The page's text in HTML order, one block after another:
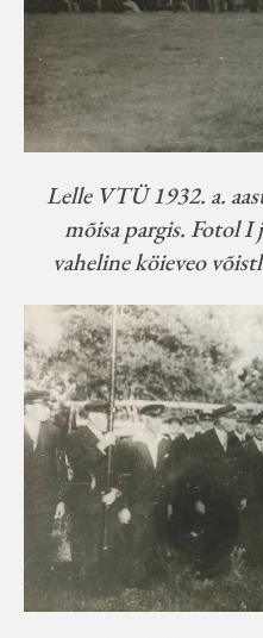
Lelle VTÜ 1932. a.
mõisa pargis. Fotol
vaheline köieveo